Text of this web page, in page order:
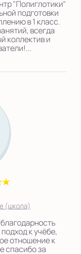
"Полиглотики"
подготовки
в 1 класс.
всегда
коллектив и
(школа)
к учёбе,
отношение к
спасибо за